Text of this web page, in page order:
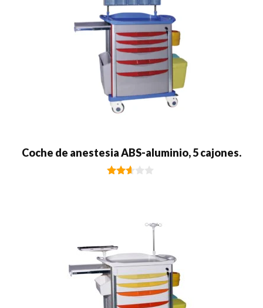
Coche de anestesia ABS-aluminio, 5 cajones.